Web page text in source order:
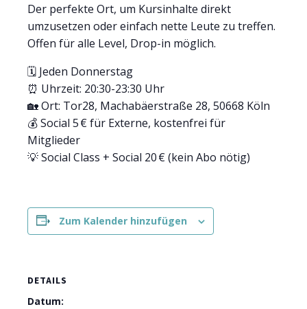
Der perfekte Ort, um Kursinhalte direkt
umzusetzen oder einfach nette Leute zu treffen.
Offen für alle Level, Drop-in möglich.
🗓 Jeden Donnerstag
⏰ Uhrzeit: 20:30-23:30 Uhr
🏡 Ort: Tor28, Machabäerstraße 28, 50668 Köln
💰 Social 5 € für Externe, kostenfrei für
Mitglieder
💡 Social Class + Social 20 € (kein Abo nötig)
Zum Kalender hinzufügen
DETAILS
Datum: